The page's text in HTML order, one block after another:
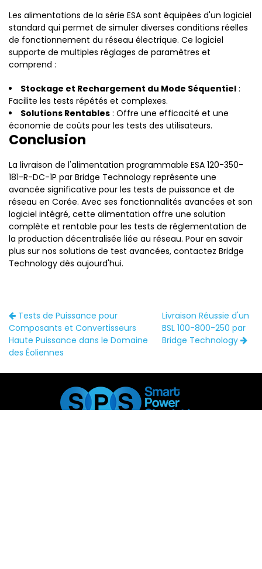
Les alimentations de la série ESA sont équipées d'un logiciel
standard qui permet de simuler diverses conditions réelles
de fonctionnement du réseau électrique. Ce logiciel
supporte de multiples réglages de paramètres et
comprend :
Stockage et Rechargement du Mode Séquentiel :
Facilite les tests répétés et complexes.
Solutions Rentables : Offre une efficacité et une
économie de coûts pour les tests des utilisateurs.
Conclusion
La livraison de l'alimentation programmable ESA 120-350-
181-R-DC-1P par Bridge Technology représente une
avancée significative pour les tests de puissance et de
réseau en Corée. Avec ses fonctionnalités avancées et son
logiciel intégré, cette alimentation offre une solution
complète et rentable pour les tests de réglementation de
la production décentralisée liée au réseau. Pour en savoir
plus sur nos solutions de test avancées, contactez Bridge
Technology dès aujourd'hui.
Tests de Puissance pour
Composants et Convertisseurs
Haute Puissance dans le Domaine
des Éoliennes
Livraison Réussie d'un
BSL 100-800-250 par
Bridge Technology